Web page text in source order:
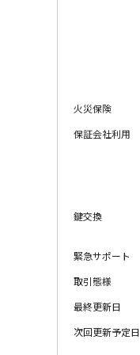
火災保険
保証会社利用
鍵交換
緊急サポート
取引態様
最終更新日
次回更新予定日